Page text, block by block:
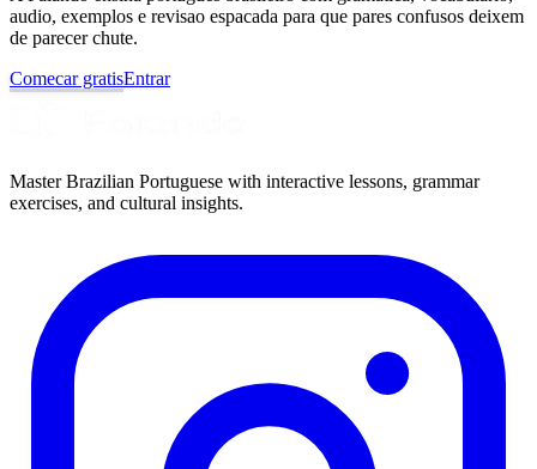
audio, exemplos e revisao espacada para que pares confusos deixem
de parecer chute.
Comecar gratisEntrar
Master Brazilian Portuguese with interactive lessons, grammar
exercises, and cultural insights.